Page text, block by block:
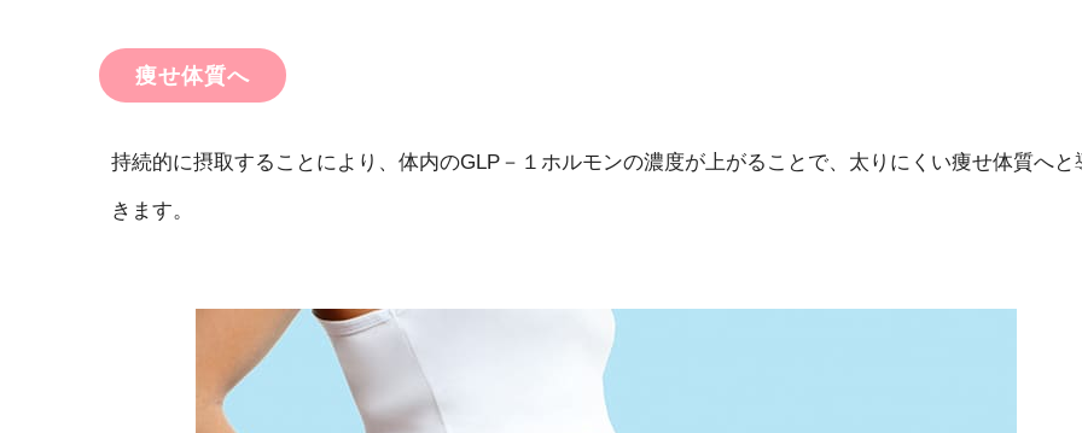
痩せ体質へ
持続的に摂取することにより、体内のGLP－１ホルモンの濃度が上がることで、太りにくい痩せ体質へと
きます。